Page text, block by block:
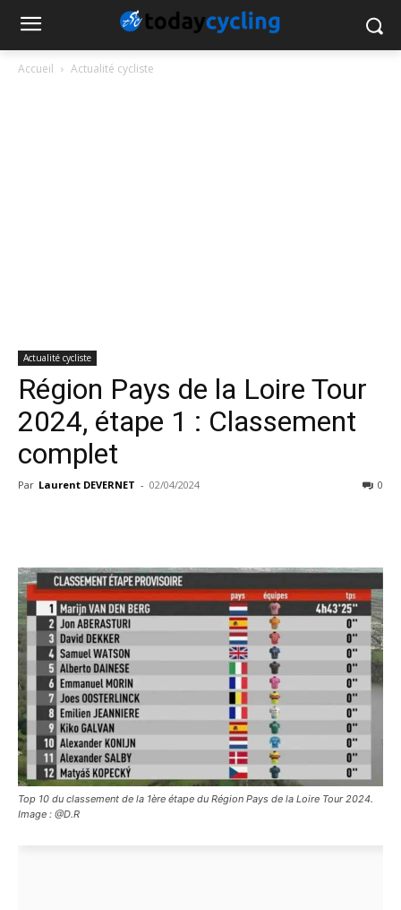
Accueil Actualité cycliste
Actualité cycliste
Région Pays de la Loire Tour
2024, étape 1 : Classement
complet
Par Laurent DEVERNET - 02/04/2024 0
Top 10 du classement de la 1ère étape du Région Pays de la Loire Tour 2024.
Image : @D.R